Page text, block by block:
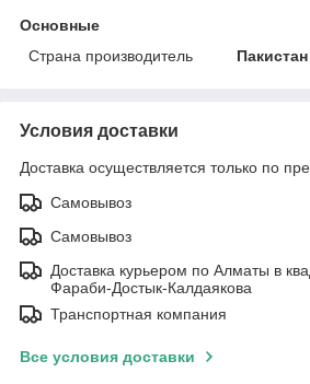
Основные
Страна производитель
Пакистан
Условия доставки
Доставка осуществляется только по
Самовывоз
Самовывоз
Доставка курьером по Алматы в
Фараби-Достык-Калдаякова
Транспортная компания
Все условия доставки